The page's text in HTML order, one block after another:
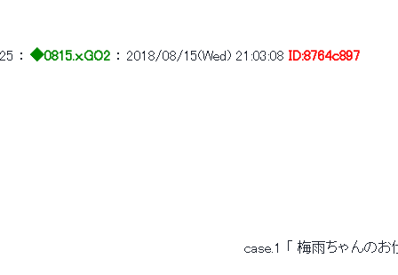
25 ： ◆0815.x.GO2 ： 2018/08/15(Wed) 21:03:08 ID:8764c897
case.1 「 梅雨ちゃんのお仕事